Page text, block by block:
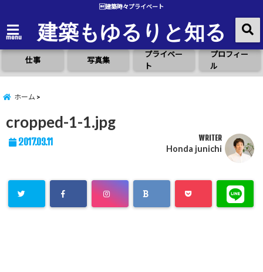
建築時々プライベート
menu 建築もゆるりと知る
仕事 写真集
プライベー
ト
プロフィー
ル
ホーム
cropped-1-1.jpg
2017.03.11 WRITER
Honda junichi